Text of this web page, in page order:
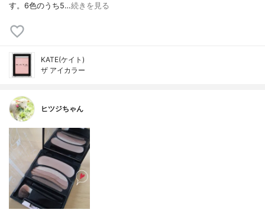
す。6色のうち5…続きを見る
KATE(ケイト)
ザ アイカラー
ヒツジちゃん